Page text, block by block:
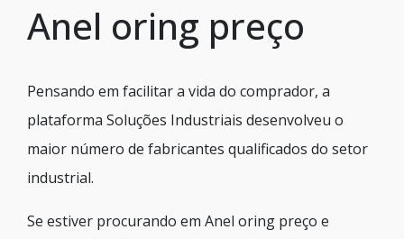
Anel oring preço
Pensando em facilitar a vida do comprador, a
plataforma Soluções Industriais desenvolveu o
maior número de fabricantes qualificados do setor
industrial.
Se estiver procurando em Anel oring preço e